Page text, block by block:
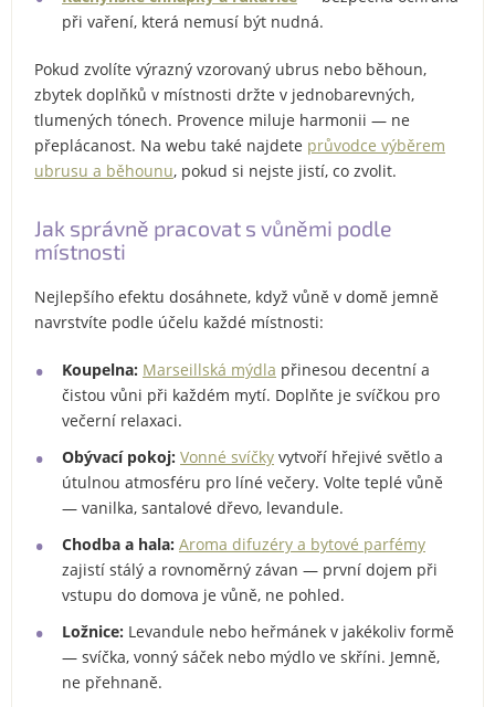
při vaření, která nemusí být nudná.
Pokud zvolíte výrazný vzorovaný ubrus nebo běhoun,
zbytek doplňků v místnosti držte v jednobarevných,
tlumených tónech. Provence miluje harmonii — ne
přeplácanost. Na webu také najdete průvodce výběrem
ubrusu a běhounu, pokud si nejste jistí, co zvolit.
Jak správně pracovat s vůněmi podle
místnosti
Nejlepšího efektu dosáhnete, když vůně v domě jemně
navrstvíte podle účelu každé místnosti:
Koupelna: Marseillská mýdla přinesou decentní a
čistou vůni při každém mytí. Doplňte je svíčkou pro
večerní relaxaci.
Obývací pokoj: Vonné svíčky vytvoří hřejivé světlo a
útulnou atmosféru pro líné večery. Volte teplé vůně
— vanilka, santalové dřevo, levandule.
Chodba a hala: Aroma difuzéry a bytové parfémy
zajistí stálý a rovnoměrný závan — první dojem při
vstupu do domova je vůně, ne pohled.
Ložnice: Levandule nebo heřmánek v jakékoliv formě
— svíčka, vonný sáček nebo mýdlo ve skříni. Jemně,
ne přehnaně.